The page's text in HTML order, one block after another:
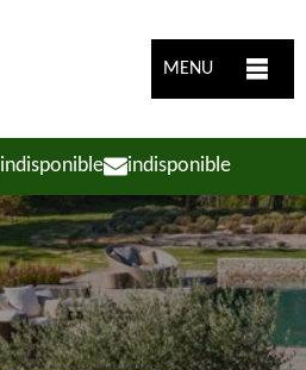
MENU
indisponible indisponible